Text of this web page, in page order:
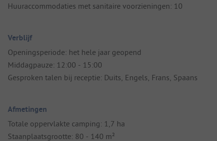
Huuraccommodaties met sanitaire voorzieningen: 10
Verblijf
Openingsperiode: het hele jaar geopend
Middagpauze: 12:00 - 15:00
Gesproken talen bij receptie: Duits, Engels, Frans, Spaans
Afmetingen
Totale oppervlakte camping: 1,7 ha
Staanplaatsgrootte: 80 - 140 m²